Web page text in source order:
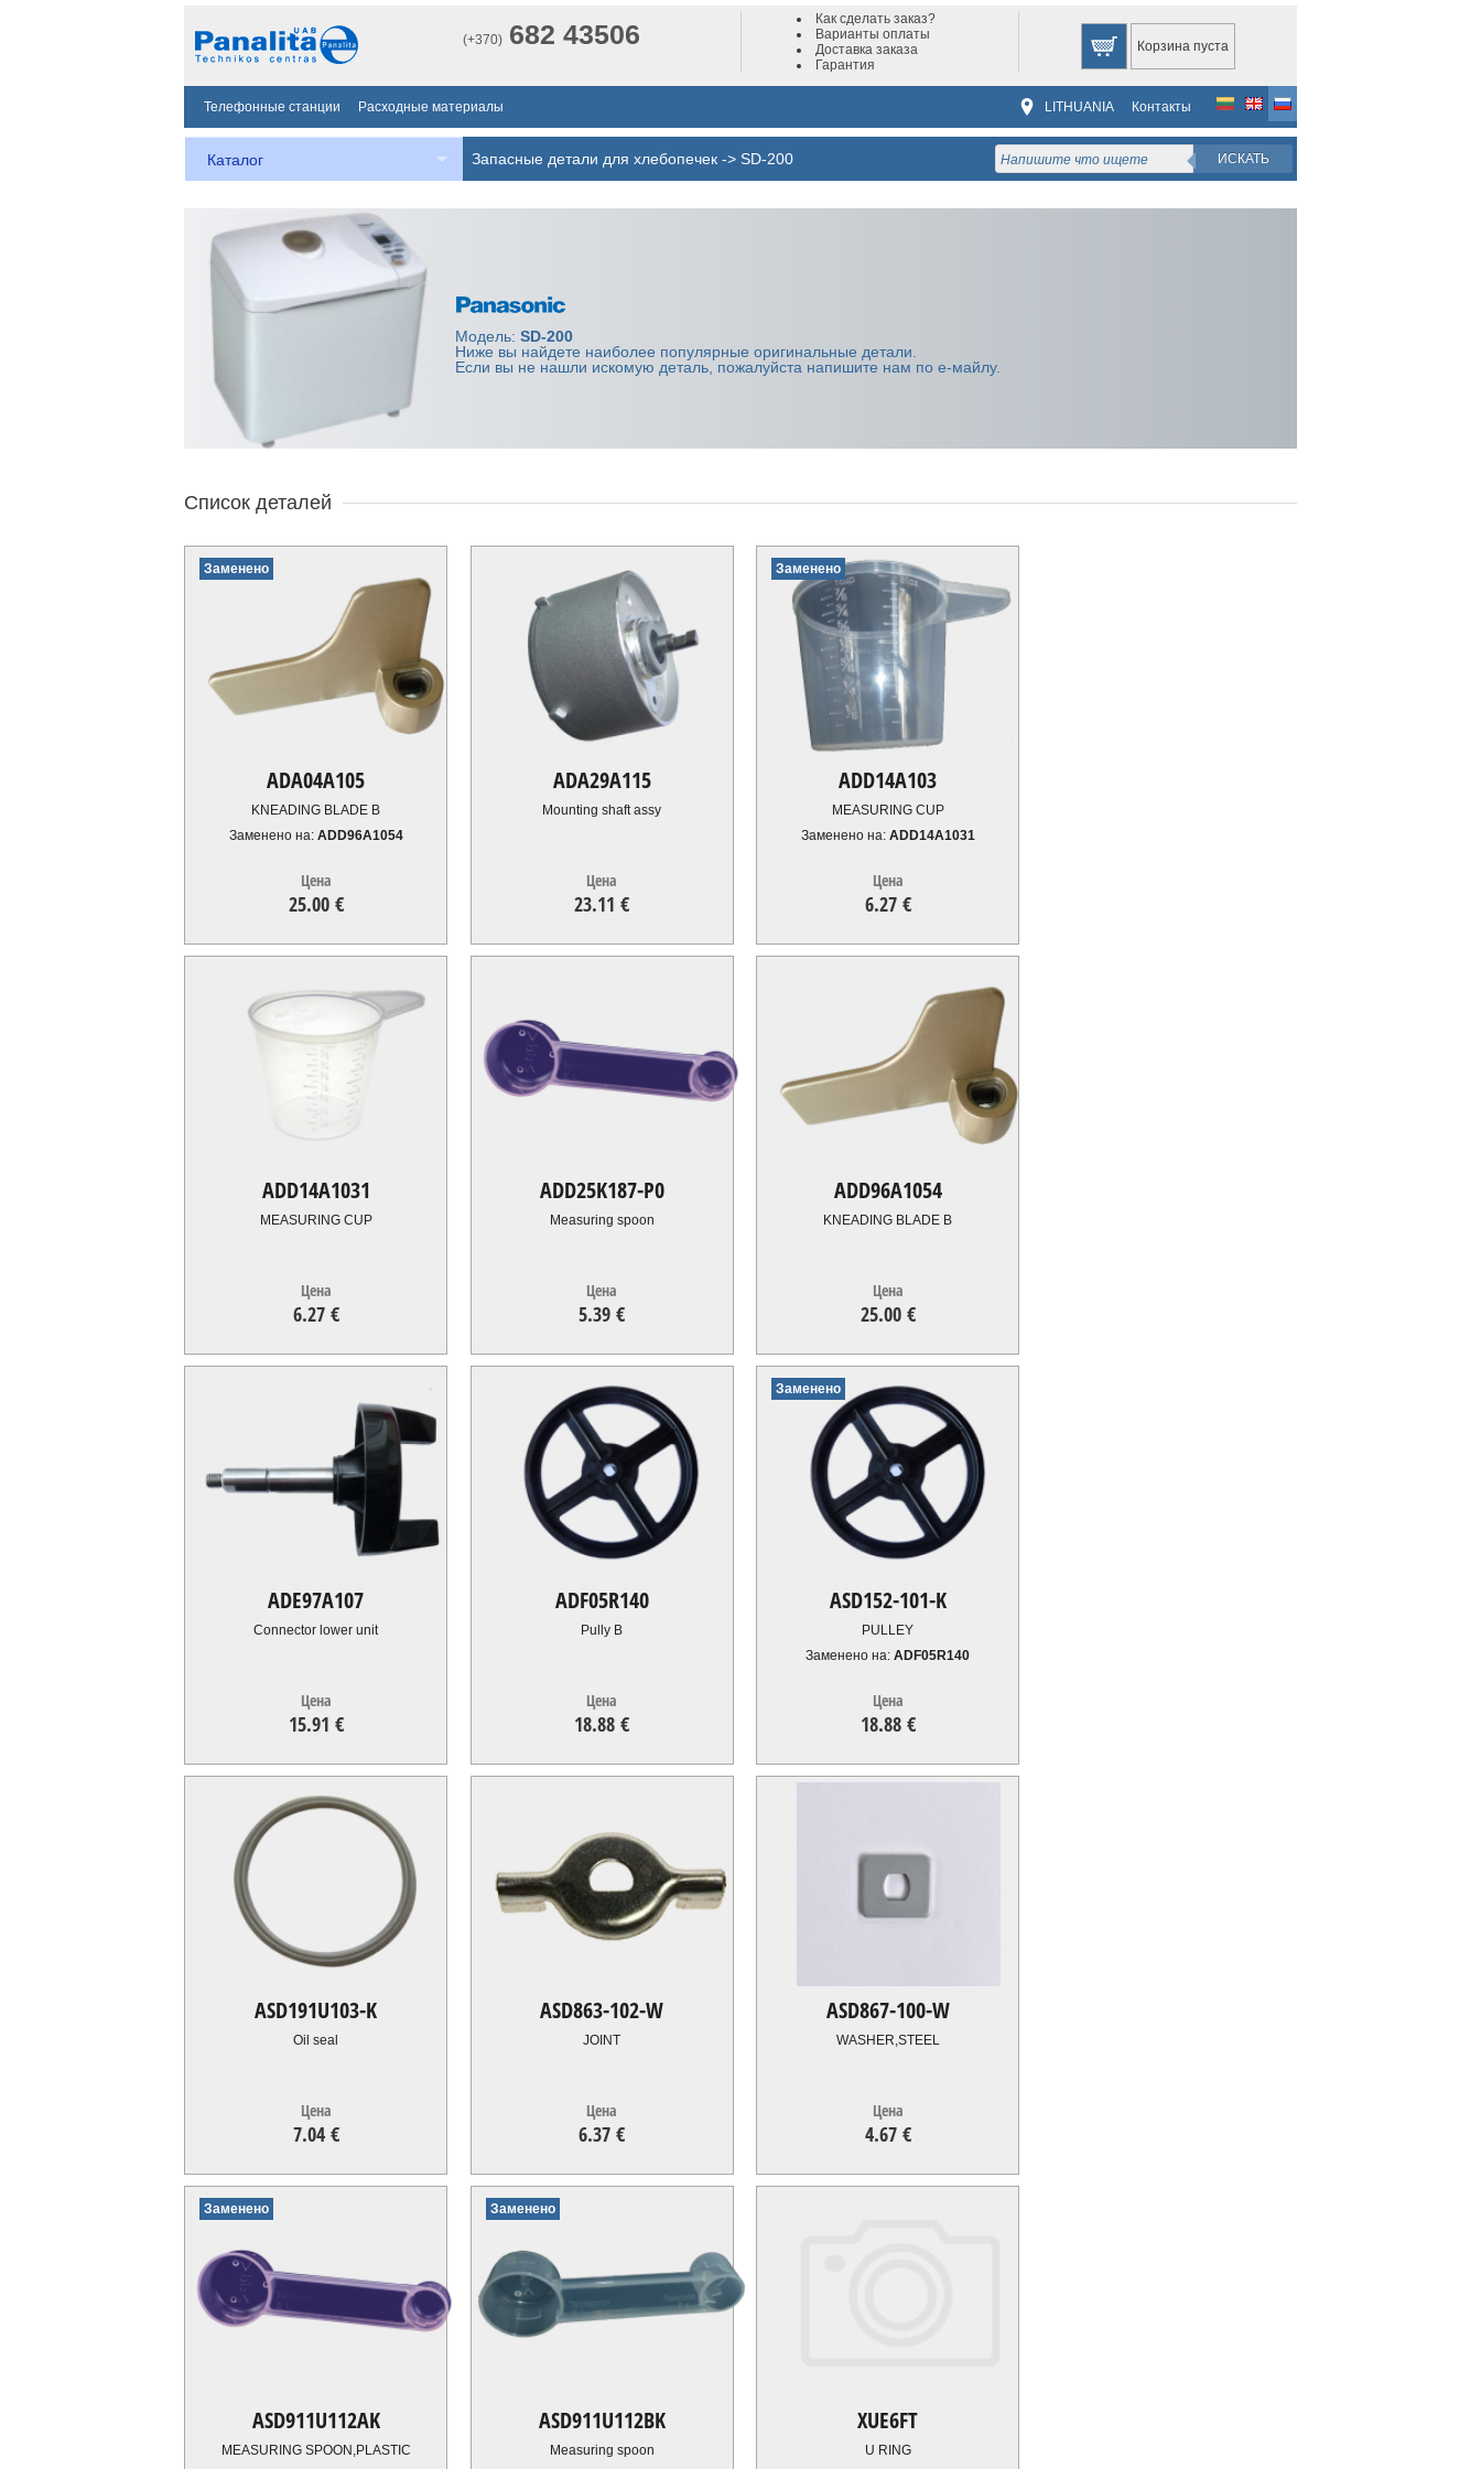
(+370) 682 43506
Как сделать заказ?
Варианты оплаты
Доставка заказа
Гарантия
Корзина пуста
Телефонные станции Расходные материалы LITHUANIA Контакты
Каталог Запасные детали для хлебопечек-> SD-200 ИСКАТЬ
Модель:SD-200
Ниже вы найдете наиболее популярные оригинальные детали.
Если вы не нашли искомую деталь, пожалуйста напишите нам по е-майлу.
Список деталей
Заменено
ADA04A105
KNEADING BLADE B
Заменено на: ADD96A1054
Цена
25.00 €
25.00€
ADA29A115
Mounting shaft assy
Цена
23.11 €
23.11€
Заменено
ADD14A103
MEASURING CUP
Заменено на: ADD14A1031
Цена
6.27 €
6.27€
ADD14A1031
MEASURING CUP
Цена
6.27 €
6.27€
ADD25K187-P0
Measuring spoon
Цена
5.39 €
5.39€
ADD96A1054
KNEADING BLADE B
Цена
25.00 €
25.00€
ADE97A107
Connector lower unit
Цена
15.91 €
15.91€
ADF05R140
Pully B
Цена
18.88 €
18.88€
Заменено
ASD152-101-K
PULLEY
Заменено на:ADF05R140
Цена
18.88 €
18.88€
ASD191U103-K
Oil seal
Цена
7.04 €
7.04€
ASD863-102-W
JOINT
Цена
6.37 €
6.37€
ASD867-100-W
WASHER,STEEL
Цена
4.67 €
4.67€
Заменено
ASD911U112AK
MEASURING SPOON,PLASTIC
Заменено
ASD911U112BK
Measuring spoon
XUE6FT
U RING